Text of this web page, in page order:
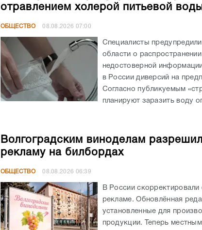
отравлением холерой питьевой
ОБЩЕСТВО 08.08.2026 07:00
Специалисты
области о
недостоверной
в России диверсий на
Согласно публикуемым
планируют заразить воду
Волгоградским виноделам
рекламу на билбордах
ОБЩЕСТВО 08.08.2026 06:39
В России
рекламе. Обновлённая
установленные для
продукции. Теперь